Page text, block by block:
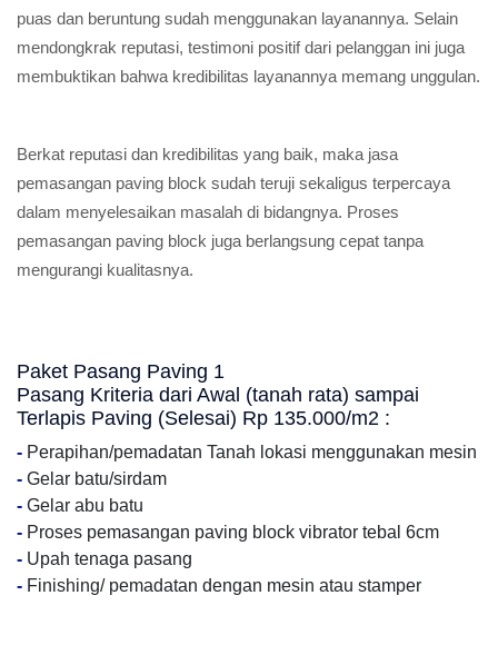
puas dan beruntung sudah menggunakan layanannya. Selain
mendongkrak reputasi, testimoni positif dari pelanggan ini juga
membuktikan bahwa kredibilitas layanannya memang unggulan.
Berkat reputasi dan kredibilitas yang baik, maka jasa
pemasangan paving block sudah teruji sekaligus terpercaya
dalam menyelesaikan masalah di bidangnya. Proses
pemasangan paving block juga berlangsung cepat tanpa
mengurangi kualitasnya.
Paket Pasang Paving 1
Pasang Kriteria dari Awal (tanah rata) sampai
Terlapis Paving (Selesai) Rp 135.000/m2 :
- Perapihan/pemadatan Tanah lokasi menggunakan mesin
- Gelar batu/sirdam
- Gelar abu batu
- Proses pemasangan paving block vibrator tebal 6cm
- Upah tenaga pasang
- Finishing/ pemadatan dengan mesin atau stamper